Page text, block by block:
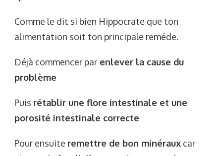
Comme le dit si bien Hippocrate que ton
alimentation soit ton principale reméde.
Déjà commencer par enlever la cause du
problème
Puis rétablir une flore intestinale et une
porosité intestinale correcte
Pour ensuite remettre de bon minéraux car